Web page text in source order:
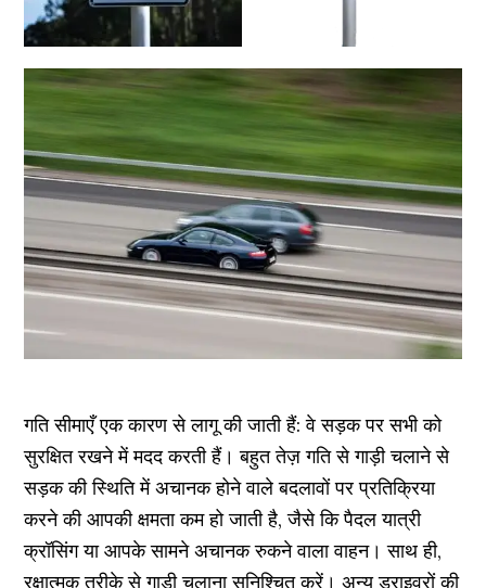
गति सीमाएँ एक कारण से लागू की जाती हैं: वे सड़क पर सभी को
सुरक्षित रखने में मदद करती हैं। बहुत तेज़ गति से गाड़ी चलाने से
सड़क की स्थिति में अचानक होने वाले बदलावों पर प्रतिक्रिया
करने की आपकी क्षमता कम हो जाती है, जैसे कि पैदल यात्री
क्रॉसिंग या आपके सामने अचानक रुकने वाला वाहन। साथ ही,
रक्षात्मक तरीके से गाड़ी चलाना सुनिश्चित करें। अन्य ड्राइवरों की